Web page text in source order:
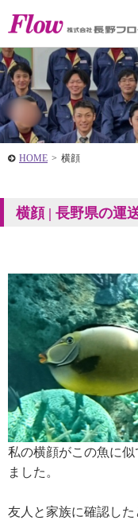
HOME > 横顔
横顔 | 長野県の運
私の横顔がこの魚に
ました。
友人と家族に確認した